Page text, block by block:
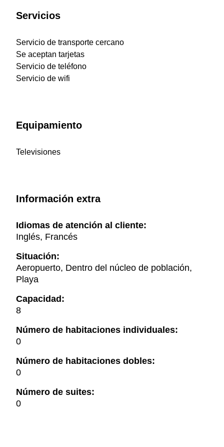
Servicios
Servicio de transporte cercano
Se aceptan tarjetas
Servicio de teléfono
Servicio de wifi
Equipamiento
Televisiones
Información extra
Idiomas de atención al cliente:
Inglés, Francés
Situación:
Aeropuerto, Dentro del núcleo de población,
Playa
Capacidad:
8
Número de habitaciones individuales:
0
Número de habitaciones dobles:
0
Número de suites:
0